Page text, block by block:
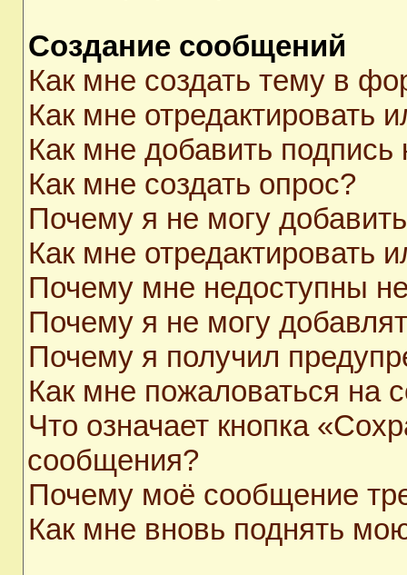
Создание сообщений
Как мне создать тему в
Как мне отредактировать
Как мне добавить
Как мне создать опрос?
Почему я не могу
Как мне отредактировать
Почему мне недоступны
Почему я не могу
Почему я получил
Как мне пожаловаться на
Что означает кнопка
сообщения?
Почему моё сообщение
Как мне вновь поднять